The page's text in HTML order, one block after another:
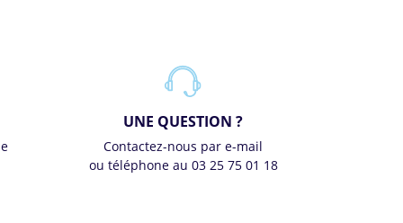
UNE QUESTION ?
Contactez-nous par e-mail
ou téléphone au 03 25 75 01 18